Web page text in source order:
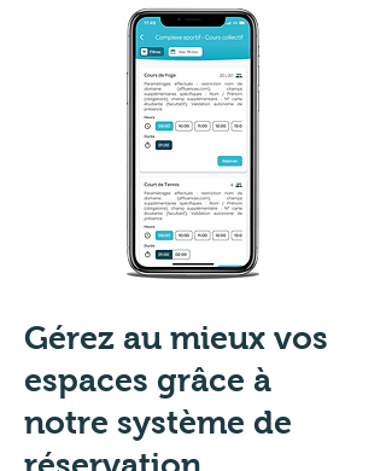
Gérez au mieux vos
espaces grâce à
notre système de